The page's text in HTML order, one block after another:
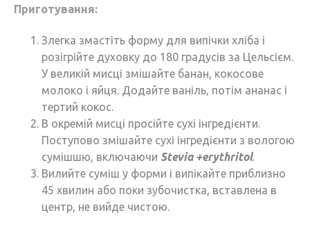
Приготування:
Злегка змастіть форму для випічки хліба і
розігрійте духовку до 180 градусів за Цельсієм.
У великій мисці змішайте банан, кокосове
молоко і яйця. Додайте ваніль, потім ананас і
тертий кокос.
В окремій мисці просійте сухі інгредієнти.
Поступово змішайте сухі інгредієнти з вологою
сумішшю, включаючи Stevia +erythritol.
Вилийте суміш у форми і випікайте приблизно
45 хвилин або поки зубочистка, вставлена в
центр, не вийде чистою.